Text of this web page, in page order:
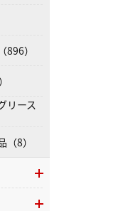
）
リース
8）